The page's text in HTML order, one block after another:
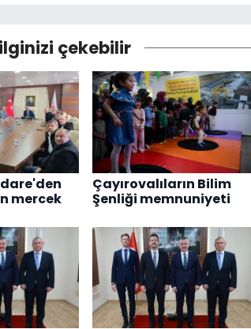
çekebilir
mercek
Çayırovalıların Bilim
Şenliği memnuniyeti